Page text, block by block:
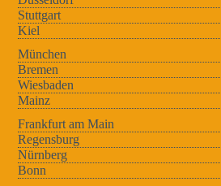
Stuttgart
Kiel
München
Bremen
Wiesbaden
Mainz
Frankfurt am Main
Regensburg
Nürnberg
Bonn